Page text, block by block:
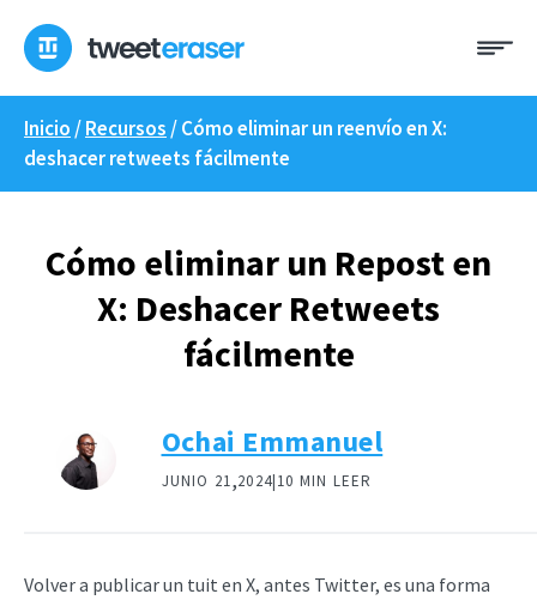
contenido
Inicio /Recursos /Cómo eliminar un reenvío en X:
deshacer retweets fácilmente
Cómo eliminar un Repost en
X: Deshacer Retweets
fácilmente
Ochai Emmanuel
JUNIO 21,2024|10 MIN LEER
Volver a publicar un tuit en X, antes Twitter, es una forma